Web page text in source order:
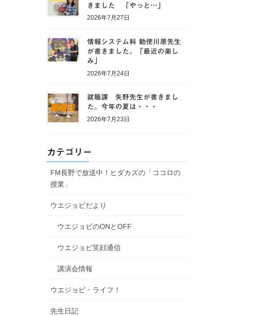
きました 「やっと…」
2026年7月27日
情報システム科 勅使川原先生
が書きました。「最近の楽し
み」
2026年7月24日
就職課 矢野先生が書きまし
た。今年の夏は・・・
2026年7月23日
カテゴリー
FM長野で放送中！ヒダカズの「ココロの
授業」
ウエジョビだより
ウエジョビのONとOFF
ウエジョビ笑顔通信
講演会情報
ウエジョビ・ライフ！
先生日記